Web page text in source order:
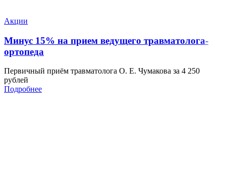
Акции
Минус 15% на прием ведущего травматолога-
ортопеда
Первичный приём травматолога О. Е. Чумакова за 4 250
рублей
Подробнее